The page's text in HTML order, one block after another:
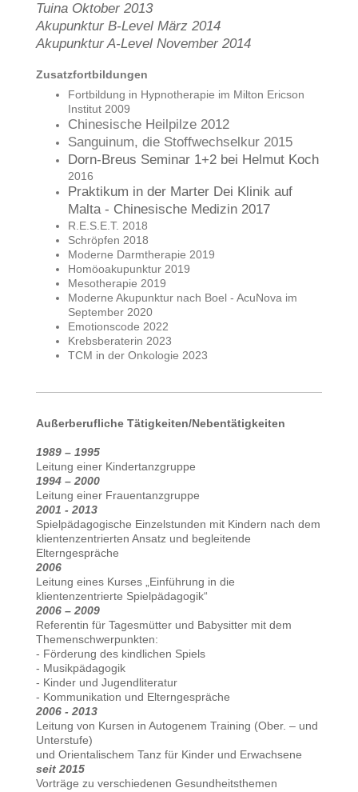
Tuina Oktober 2013
Akupunktur B-Level März 2014
Akupunktur A-Level November 2014
Zusatzfortbildungen
Fortbildung in Hypnotherapie im Milton Ericson
Institut 2009
Chinesische Heilpilze 2012
Sanguinum, die Stoffwechselkur 2015
Dorn-Breus Seminar 1+2 bei Helmut Koch
2016
Praktikum in der Marter Dei Klinik auf
Malta - Chinesische Medizin 2017
R.E.S.E.T. 2018
Schröpfen 2018
Moderne Darmtherapie 2019
Homöoakupunktur 2019
Mesotherapie 2019
Moderne Akupunktur nach Boel - AcuNova im
September 2020
Emotionscode 2022
Krebsberaterin 2023
TCM in der Onkologie 2023
Außerberufliche Tätigkeiten/Nebentätigkeiten
1989 – 1995
Leitung einer Kindertanzgruppe
1994 – 2000
Leitung einer Frauentanzgruppe
2001 - 2013
Spielpädagogische Einzelstunden mit Kindern nach dem
klientenzentrierten Ansatz und begleitende
Elterngespräche
2006
Leitung eines Kurses „Einführung in die
klientenzentrierte Spielpädagogik“
2006 – 2009
Referentin für Tagesmütter und Babysitter mit dem
Themenschwerpunkten:
- Förderung des kindlichen Spiels
- Musikpädagogik
- Kinder und Jugendliteratur
- Kommunikation und Elterngespräche
2006 - 2013
Leitung von Kursen in Autogenem Training (Ober. – und
Unterstufe)
und Orientalischem Tanz für Kinder und Erwachsene
seit 2015
Vorträge zu verschiedenen Gesundheitsthemen